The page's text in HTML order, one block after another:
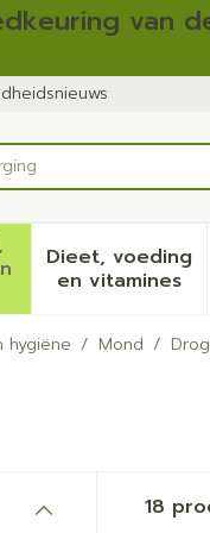
van
voor
Dieet, voeding
en vitamines
Toon
hygiëne / Mond /
18